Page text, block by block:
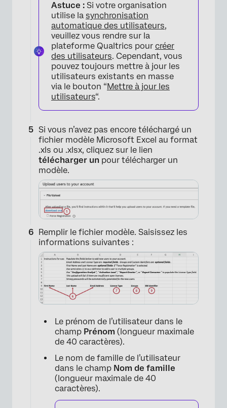
×
×
Astuce : Si votre organisation
utilise la synchronisation
automatique des utilisateurs,
veuillez vous rendre sur la
plateforme Qualtrics pour créer
des utilisateurs. Cependant, vous
pouvez toujours mettre à jour les
utilisateurs existants en masse
via le bouton “Mettre à jour les
utilisateurs“.
Si vous n’avez pas encore téléchargé un
fichier modèle Microsoft Excel au format
.xls ou .xlsx, cliquez sur le lien
télécharger un pour télécharger un
modèle.
Remplir le fichier modèle. Saisissez les
informations suivantes :
Le prénom de l’utilisateur dans le
champ Prénom (longueur maximale
de 40 caractères).
Le nom de famille de l’utilisateur
dans le champ Nom de famille
(longueur maximale de 40
caractères).